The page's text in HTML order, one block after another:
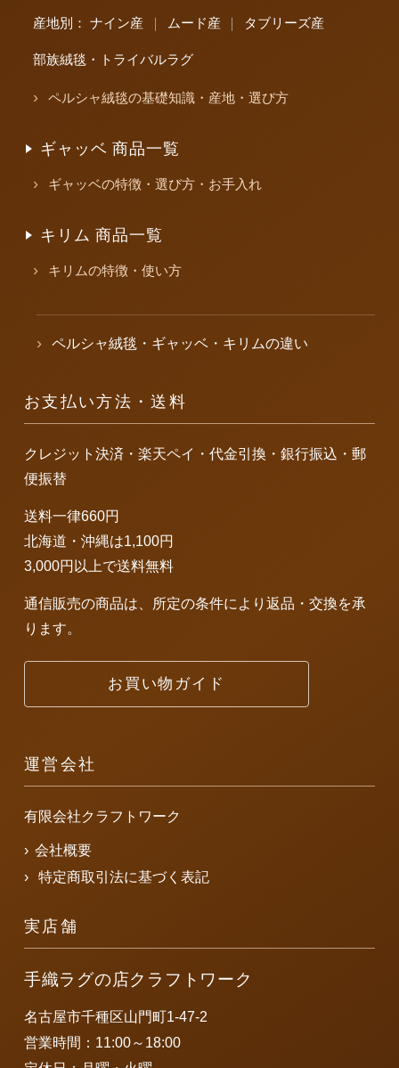
産地別： ナイン産 ｜ ムード産 ｜ タブリーズ産
部族絨毯・トライバルラグ
ペルシャ絨毯の基礎知識・産地・選び方
ギャッベ 商品一覧
ギャッベの特徴・選び方・お手入れ
キリム 商品一覧
キリムの特徴・使い方
ペルシャ絨毯・ギャッベ・キリムの違い
お支払い方法・送料
クレジット決済・楽天ペイ・代金引換・銀行振込・郵
便振替
送料一律660円
北海道・沖縄は1,100円
3,000円以上で送料無料
通信販売の商品は、所定の条件により返品・交換を承
ります。
お買い物ガイド
運営会社
有限会社クラフトワーク
会社概要
特定商取引法に基づく表記
実店舗
手織ラグの店クラフトワーク
名古屋市千種区山門町1-47-2
営業時間：11:00～18:00